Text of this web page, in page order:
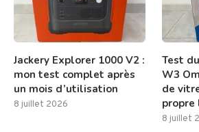
Jackery Explorer 1000 V2 :
mon test complet après
un mois d’utilisation
8 juillet 2026
Test
W3
de
propre
8 juillet